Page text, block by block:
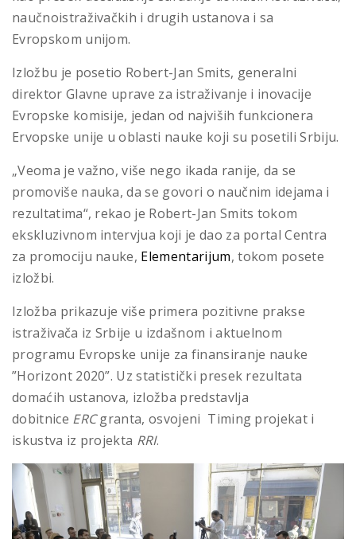
naučnoistraživačkih i drugih ustanova i sa
Evropskom unijom.
Izložbu je posetio Robert-Jan Smits, generalni
direktor Glavne uprave za istraživanje i inovacije
Evropske komisije, jedan od najviših funkcionera
Ervopske unije u oblasti nauke koji su posetili Srbiju.
„Veoma je važno, više nego ikada ranije, da se
promoviše nauka, da se govori o naučnim idejama i
rezultatima“, rekao je Robert-Jan Smits tokom
ekskluzivnom intervjua koji je dao za portal Centra
za promociju nauke, Elementarijum, tokom posete
izložbi.
Izložba prikazuje više primera pozitivne prakse
istraživača iz Srbije u izdašnom i aktuelnom
programu Evropske unije za finansiranje nauke
”Horizont 2020”. Uz statistički presek rezultata
domaćih ustanova, izložba predstavlja
dobitnice ERCgranta, osvojeni Timing projekat i
iskustva iz projekta RRI.